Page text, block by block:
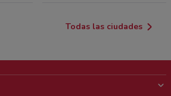
Todas las ciudades